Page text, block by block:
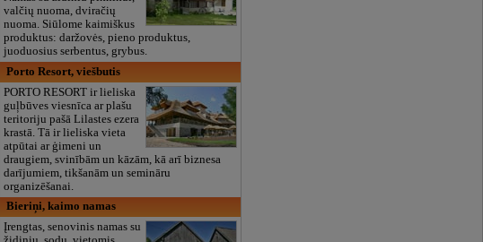
valčių nuoma, dviračių
nuoma. Siūlome kaimiškus
produktus: daržovės, pieno produktus,
juoduosius serbentus, grybus.
Porto Resort, viešbutis
PORTO RESORT ir lieliska
guļbūves viesnīca ar plašu
teritoriju pašā Lilastes ezera
krastā. Tā ir lieliska vieta
atpūtai ar ģimeni un
draugiem, svinībām un kāzām, kā arī biznesa
darījumiem, tikšanām un semināru
organizēšanai.
Bieriņi, kaimo namas
Įrengtas, senovinis namas su